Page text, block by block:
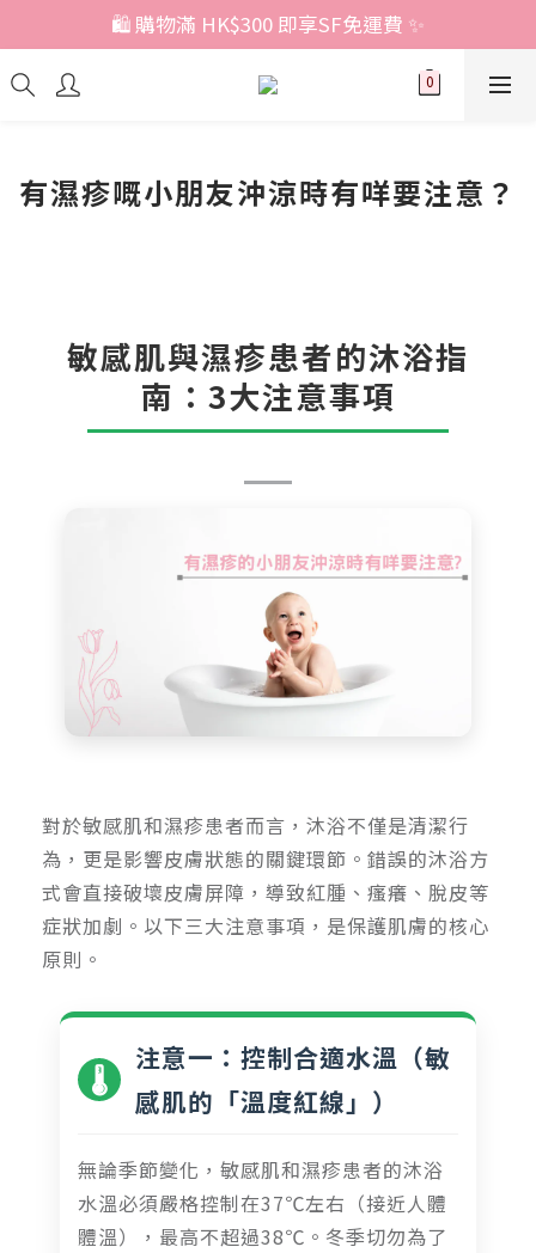
🛍️ 購物滿 HK$300 即享SF免運費 ✨
有濕疹嘅小朋友沖涼時有咩要注意？
敏感肌與濕疹患者的沐浴指
南：3大注意事項
對於敏感肌和濕疹患者而言，沐浴不僅是清潔行
為，更是影響皮膚狀態的關鍵環節。錯誤的沐浴方
式會直接破壞皮膚屏障，導致紅腫、瘙癢、脫皮等
症狀加劇。以下三大注意事項，是保護肌膚的核心
原則。
🌡️
注意一：控制合適水溫（敏
感肌的「溫度紅線」）
無論季節變化，敏感肌和濕疹患者的沐浴
水溫必須嚴格控制在37℃左右（接近人體
體溫），最高不超過38℃。冬季切勿為了